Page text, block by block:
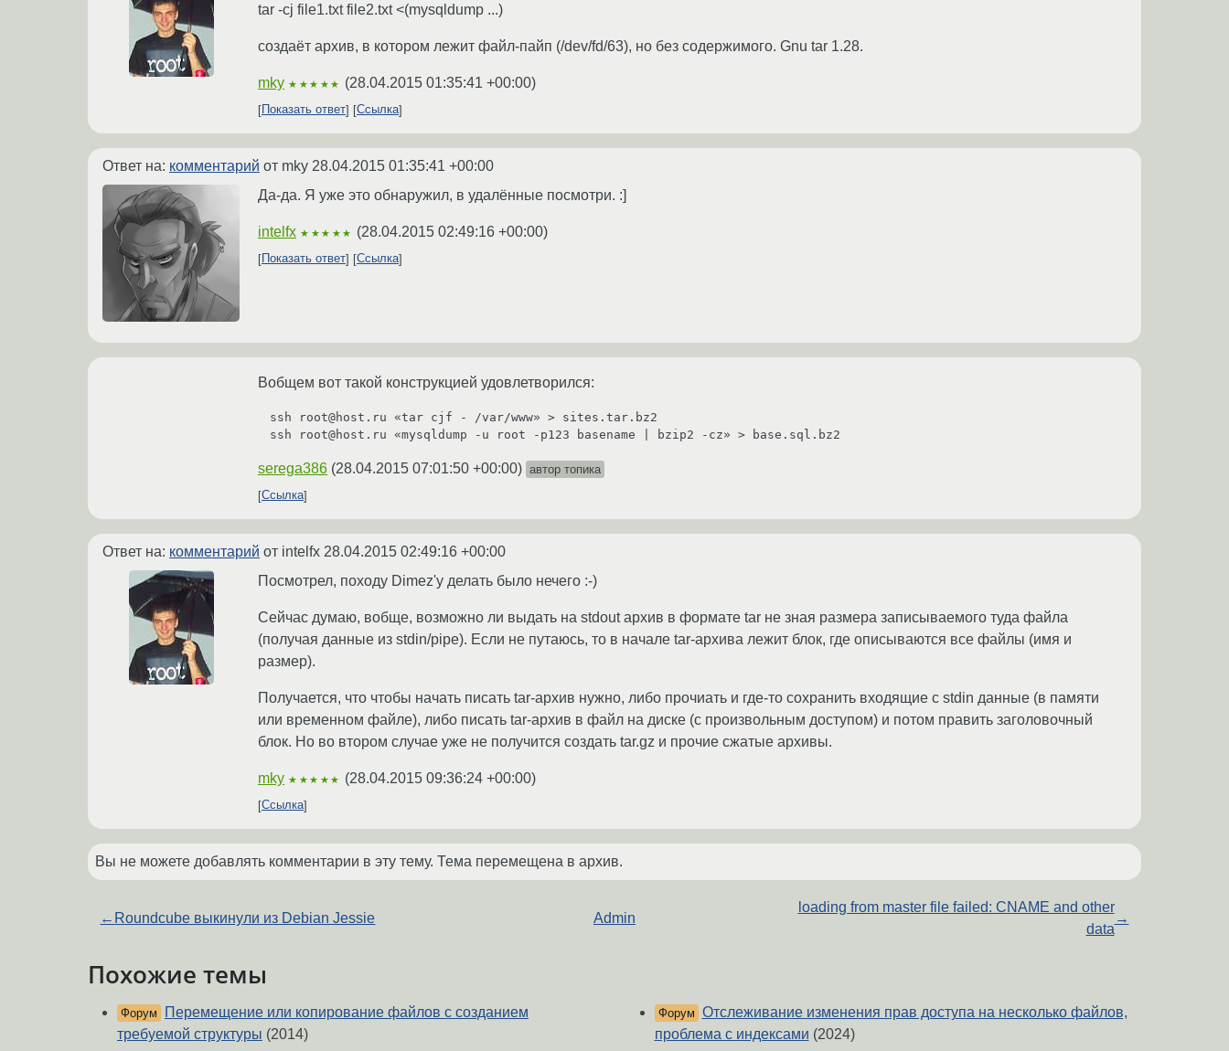
tar -cj file1.txt file2.txt <(mysqldump ...)
создаёт архив, в котором лежит файл-пайп (/dev/fd/63), но без содержимого. Gnu tar 1.28.
mky ★★★★★ (28.04.2015 01:35:41 +00:00)
Показать ответ Ссылка
Ответ на: комментарий от mky 28.04.2015 01:35:41 +00:00
Да-да. Я уже это обнаружил, в удалённые посмотри. :]
intelfx ★★★★★ (28.04.2015 02:49:16 +00:00)
Показать ответ Ссылка
Вобщем вот такой конструкцией удовлетворился:
ssh root@host.ru «tar cjf - /var/www» > sites.tar.bz2
ssh root@host.ru «mysqldump -u root -p123 basename | bzip2 -cz» > base.sql.bz2
serega386 (28.04.2015 07:01:50 +00:00) автор топика
Ссылка
Ответ на: комментарий от intelfx 28.04.2015 02:49:16 +00:00
Посмотрел, походу Dimez'у делать было нечего :-)
Сейчас думаю, вобще, возможно ли выдать на stdout архив в формате tar не зная размера записываемого туда файла
(получая данные из stdin/pipe). Если не путаюсь, то в начале tar-архива лежит блок, где описываются все файлы (имя и
размер).
Получается, что чтобы начать писать tar-архив нужно, либо прочиать и где-то сохранить входящие с stdin данные (в памяти
или временном файле), либо писать tar-архив в файл на диске (с произвольным доступом) и потом править заголовочный
блок. Но во втором случае уже не получится создать tar.gz и прочие сжатые архивы.
mky ★★★★★ (28.04.2015 09:36:24 +00:00)
Ссылка
Вы не можете добавлять комментарии в эту тему. Тема перемещена в архив.
← Roundcube выкинули из Debian Jessie Admin
loading from master file failed: CNAME and other
data
→
Похожие темы
Форум
Перемещение или копирование файлов с созданием
требуемой структуры (2014)
Форум Отслеживание изменения прав доступа на несколько файлов,
проблема с индексами (2024)